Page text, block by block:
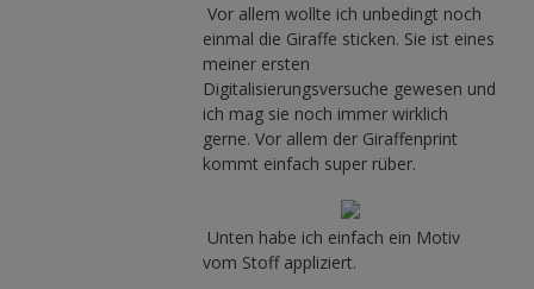
Vor allem wollte ich unbedingt noch
einmal die Giraffe sticken. Sie ist eines
meiner ersten
Digitalisierungsversuche gewesen und
ich mag sie noch immer wirklich
gerne. Vor allem der Giraffenprint
kommt einfach super rüber.
Unten habe ich einfach ein Motiv
vom Stoff appliziert.